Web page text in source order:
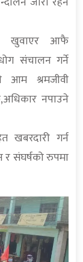
खुवाएर आफै
संचालन गर्ने
आम श्रमजीवी
नपाउने
खबरदारी गर्न
र संघर्षको रुपमा